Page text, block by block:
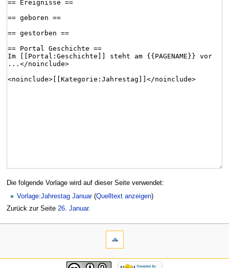
Die folgende Vorlage wird auf dieser Seite verwendet:
Vorlage:Jahrestag Januar(Quelltext anzeigen)
Zurück zur Seite 26. Januar.